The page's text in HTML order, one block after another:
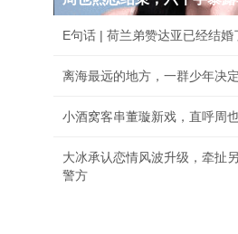
E句话 | 荷兰弟赞达亚已经结婚
离海最远的地方，一群少年决
小酒窝客串董璇新戏，直呼周
大冰承认恋情风波升级，牵扯
警方